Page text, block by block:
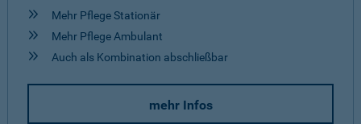
Mehr Pflege Stationär
Mehr Pflege Ambulant
Auch als Kombination abschließbar
mehr Infos